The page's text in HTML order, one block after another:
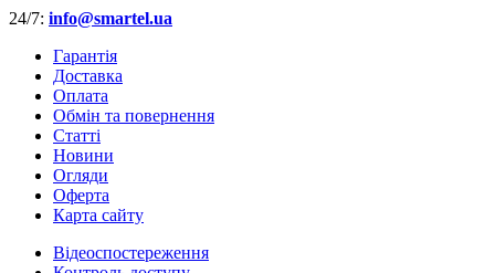
24/7: info@smartel.ua
Гарантія
Доставка
Оплата
Обмін та повернення
Cтатті
Новини
Огляди
Оферта
Карта сайту
Відеоспостереження